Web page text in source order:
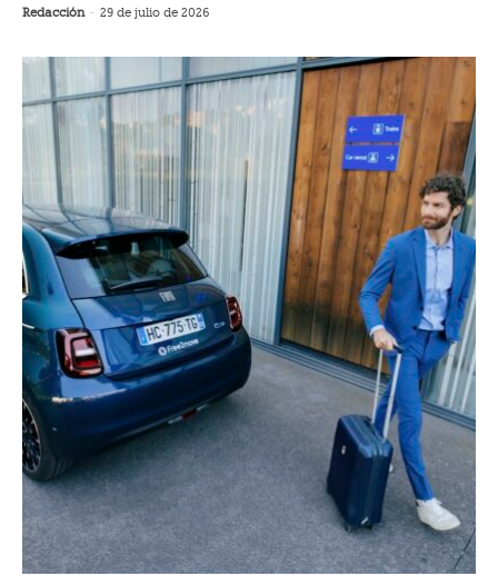
Redacción - 29 de julio de 2026